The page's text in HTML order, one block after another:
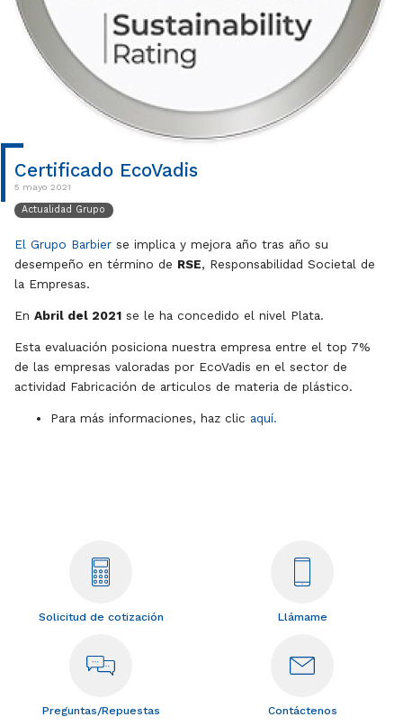
Certificado EcoVadis
5 mayo 2021
Actualidad Grupo
El Grupo Barbier se implica y mejora año tras año su
desempeño en término de RSE, Responsabilidad Societal de
la Empresas.
En Abril del 2021 se le ha concedido el nivel Plata.
Esta evaluación posiciona nuestra empresa entre el top 7%
de las empresas valoradas por EcoVadis en el sector de
actividad Fabricación de articulos de materia de plástico.
Para más informaciones, haz clic aquí.
Solicitud de cotización Llámame
Preguntas/Repuestas Contáctenos